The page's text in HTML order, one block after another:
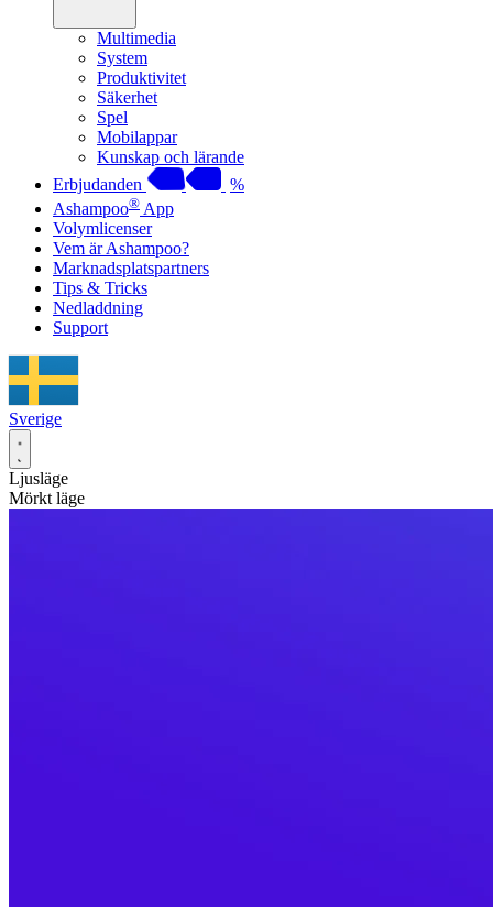
Multimedia
System
Produktivitet
Säkerhet
Spel
Mobilappar
Kunskap och lärande
Erbjudanden
%
Ashampoo® App
Volymlicenser
Vem är Ashampoo?
Marknadsplatspartners
Tips & Tricks
Nedladdning
Support
Sverige
Ljusläge
Mörkt läge